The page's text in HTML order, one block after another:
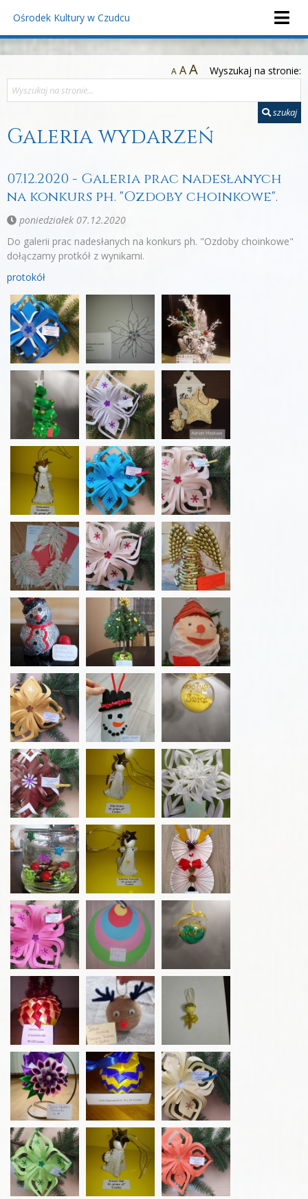
Ośrodek Kultury w Czudcu
A AA Wyszukaj na stronie:
szukaj
Galeria wydarzeń
07.12.2020 - Galeria prac nadesłanych
na konkurs ph. "Ozdoby choinkowe".
poniedziałek 07.12.2020
Do galerii prac nadesłanych na konkurs ph. "Ozdoby choinkowe"
dołączamy protkół z wynikami.
protokół